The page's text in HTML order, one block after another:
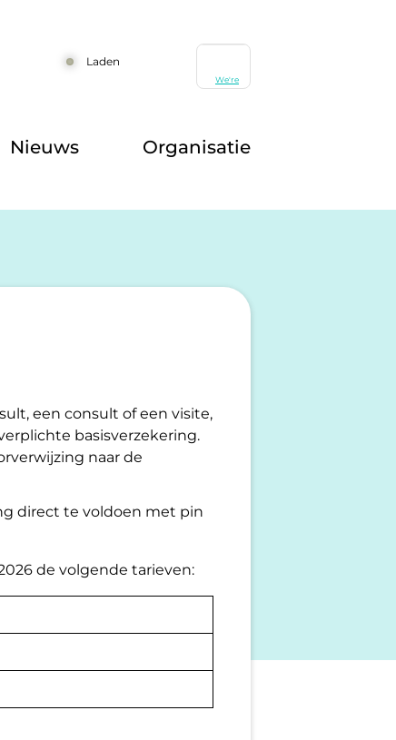
Laden
Nieuws Organisatie
een consult of een visite,
basisverzekering.
naar de
direct te voldoen met pin
de volgende tarieven: